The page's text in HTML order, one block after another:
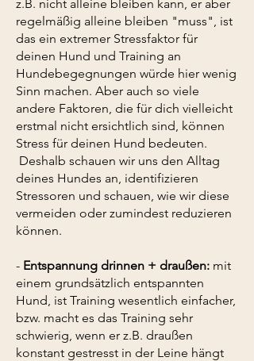
z.B. nicht alleine bleiben kann, er aber
regelmäßig alleine bleiben "muss", ist
das ein extremer Stressfaktor für
deinen Hund und Training an
Hundebegegnungen würde hier wenig
Sinn machen. Aber auch so viele
andere Faktoren, die für dich vielleicht
erstmal nicht ersichtlich sind, können
Stress für deinen Hund bedeuten.
Deshalb schauen wir uns den Alltag
deines Hundes an, identifizieren
Stressoren und schauen, wie wir diese
vermeiden oder zumindest reduzieren
können.
- Entspannung drinnen + draußen: mit
einem grundsätzlich entspannten
Hund, ist Training wesentlich einfacher,
bzw. macht es das Training sehr
schwierig, wenn er z.B. draußen
konstant gestresst in der Leine hängt